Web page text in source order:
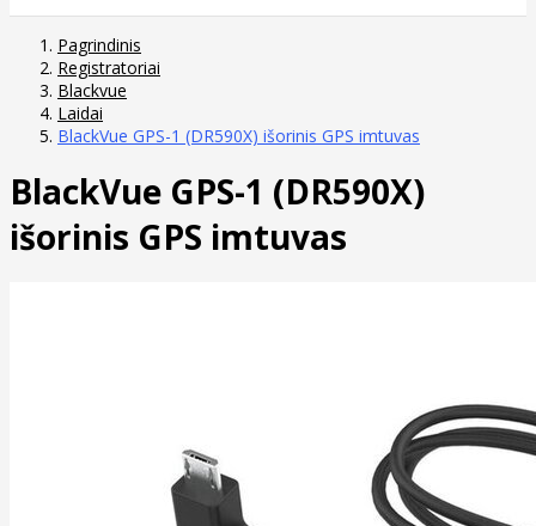
Pagrindinis
Registratoriai
Blackvue
Laidai
BlackVue GPS-1 (DR590X) išorinis GPS imtuvas
BlackVue GPS-1 (DR590X)
išorinis GPS imtuvas